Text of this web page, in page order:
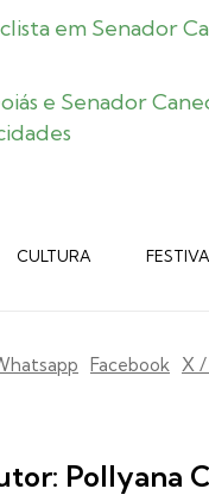
em Senador
e Senador
CULTURA
Facebook X
Pollyana